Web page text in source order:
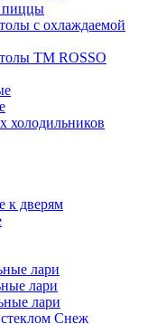
пиццы
с охлаждаемой
ТМ ROSSO
холодильников
к дверям
лари
лари
лари
Снеж